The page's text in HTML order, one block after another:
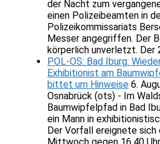
der Nacht zum
einen Polizeibeamten in
Polizeikommissariats
Messer angegriffen. Der
körperlich unverletzt. Der
POL-OS: Bad Iburg:
Exhibitionist am
bittet um Hinweise 6.
Osnabrück (ots) - Im
Baumwipfelpfad in Bad
ein Mann in
Der Vorfall ereignete sich